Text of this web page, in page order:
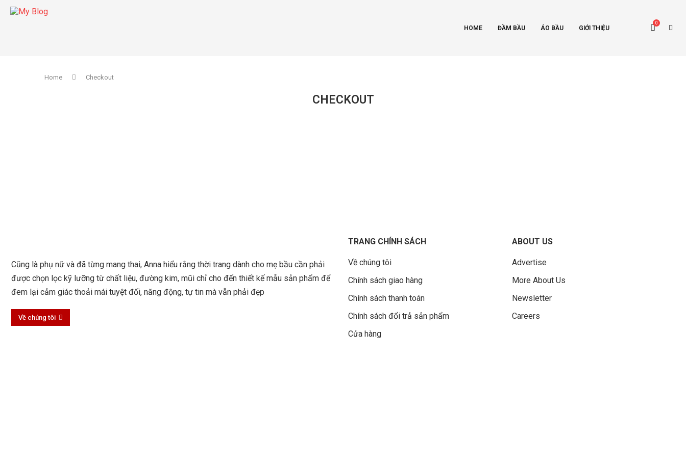
HOME ĐẦM BẦU ÁO BẦU GIỚI THIỆU
0
Home Checkout
CHECKOUT
Cũng là phụ nữ và đã từng mang thai, Anna hiểu rằng thời trang dành cho mẹ bầu cần phải
được chọn lọc kỹ lưỡng từ chất liệu, đường kim, mũi chỉ cho đến thiết kế mẫu sản phẩm để
đem lại cảm giác thoải mái tuyệt đối, năng động, tự tin mà vẫn phải đẹp
Về chúng tôi
TRANG CHÍNH SÁCH
Về chúng tôi
Chính sách giao hàng
Chính sách thanh toán
Chính sách đổi trả sản phẩm
Cửa hàng
ABOUT US
Advertise
More About Us
Newsletter
Careers